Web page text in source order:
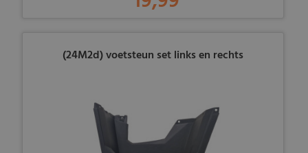
(24M2d) voetsteun set links en rechts